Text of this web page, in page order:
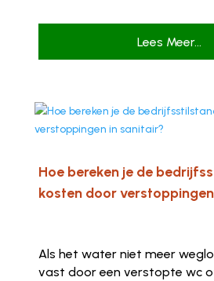
Lees Meer...
Hoe bereken je de
kosten door
Als het water niet meer
vast door een verstopte wc